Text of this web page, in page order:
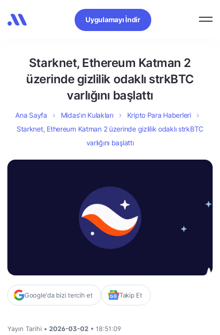
Uygulamayı İndir
Starknet, Ethereum Katman 2
üzerinde gizlilik odaklı strkBTC
varlığını başlattı
Ana Sayfa Midas’ın Kulakları
Kripto Para Haberleri
Starknet, Ethereum Katman 2 üzerinde gizlilik odaklı strkBTC
varlığını başlattı
Google'da bizi tercih et Takip Et
Yayın Tarihi • 2026-03-02 • 18:51:09